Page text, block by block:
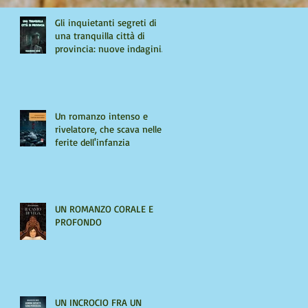
Gli inquietanti segreti di
una tranquilla città di
provincia: nuove indagini
Un romanzo intenso e
rivelatore, che scava nelle
ferite dell'infanzia
UN ROMANZO CORALE E
PROFONDO
UN INCROCIO FRA UN